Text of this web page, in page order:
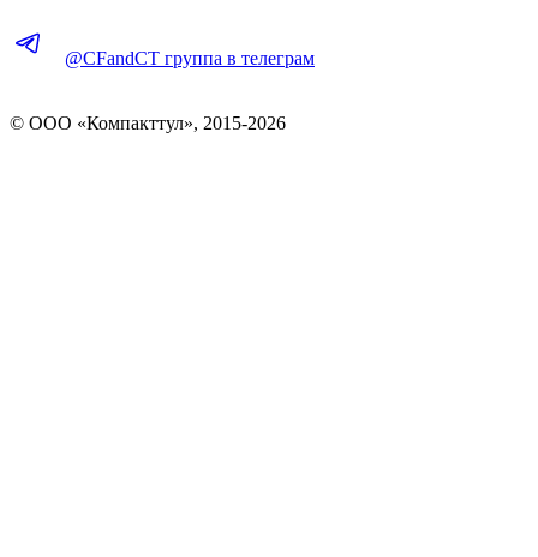
@CFandCT группа в телеграм
© OOO «Компакттул», 2015-2026